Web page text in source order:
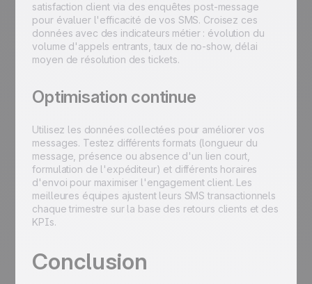
satisfaction client via des enquêtes post-message
pour évaluer l'efficacité de vos SMS. Croisez ces
données avec des indicateurs métier : évolution du
volume d'appels entrants, taux de no-show, délai
moyen de résolution des tickets.
Optimisation continue
Utilisez les données collectées pour améliorer vos
messages. Testez différents formats (longueur du
message, présence ou absence d'un lien court,
formulation de l'expéditeur) et différents horaires
d'envoi pour maximiser l'engagement client. Les
meilleures équipes ajustent leurs SMS transactionnels
chaque trimestre sur la base des retours clients et des
KPIs.
Conclusion